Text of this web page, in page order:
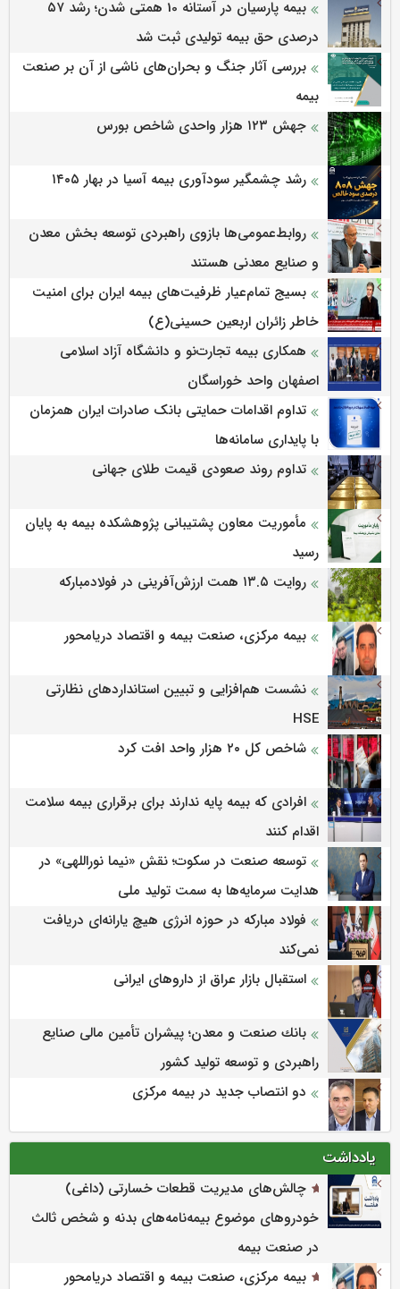
بیمه پارسیان در آستانه 10 همتی شدن؛ رشد ۵۷
درصدی حق بیمه تولیدی ثبت شد
بررسی آثار جنگ و بحران‌های ناشی از آن بر صنعت
بیمه
جهش ۱۲۳ هزار واحدی شاخص بورس
رشد چشمگیر سودآوری بیمه آسیا در بهار ۱۴۰۵
روابط‌‌عمومی‌ها بازوی راهبردی توسعه بخش معدن
و صنایع معدنی هستند
بسیج تمام‌عیار ظرفیت‌های بیمه ایران برای امنیت
خاطر زائران اربعین حسینی(ع)
همکاری بیمه تجارت‌نو و دانشگاه آزاد اسلامی
اصفهان واحد خوراسگان
تداوم اقدامات حمایتی بانک صادرات ایران همزمان
با پایداری سامانه‌ها
تداوم روند صعودی قیمت طلای جهانی
مأموریت معاون پشتیبانی پژوهشكده بیمه به پایان
رسید
روایت ۱۳.۵ همت ارزش‌آفرینی در فولادمبارکه
بیمه مرکزی، صنعت بیمه و اقتصاد دریامحور
نشست هم‌افزایی و تبیین استانداردهای نظارتی
HSE
شاخص کل ۲۰ هزار واحد افت کرد
افرادی که بیمه پایه ندارند برای برقراری بیمه سلامت
اقدام کنند
توسعه صنعت در سکوت؛ نقش «نیما نوراللهی» در
هدایت سرمایه‌ها به سمت تولید ملی
فولاد مبارکه در حوزه انرژی هیچ یارانه‌ای دریافت
نمی‌کند
استقبال بازار عراق از داروهای ایرانی
بانك صنعت و معدن؛ پیشران تأمین مالی صنایع
راهبردی و توسعه تولید كشور
دو انتصاب جدید در بیمه مرکزی
یادداشت
چالش‌های مدیریت قطعات خسارتی (داغی)
خودروهای موضوع بیمه‌نامه‌های بدنه و شخص ثالث
در صنعت بیمه
بیمه مرکزی، صنعت بیمه و اقتصاد دریامحور